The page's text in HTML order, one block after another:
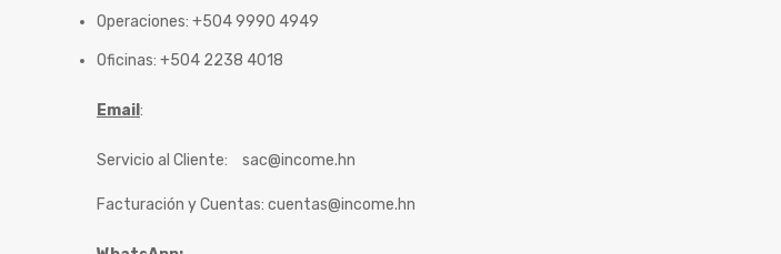
Operaciones: +504 9990 4949
Oficinas: +504 2238 4018
Email :
Servicio al Cliente: sac@income.hn
Facturación y Cuentas: cuentas@income.hn